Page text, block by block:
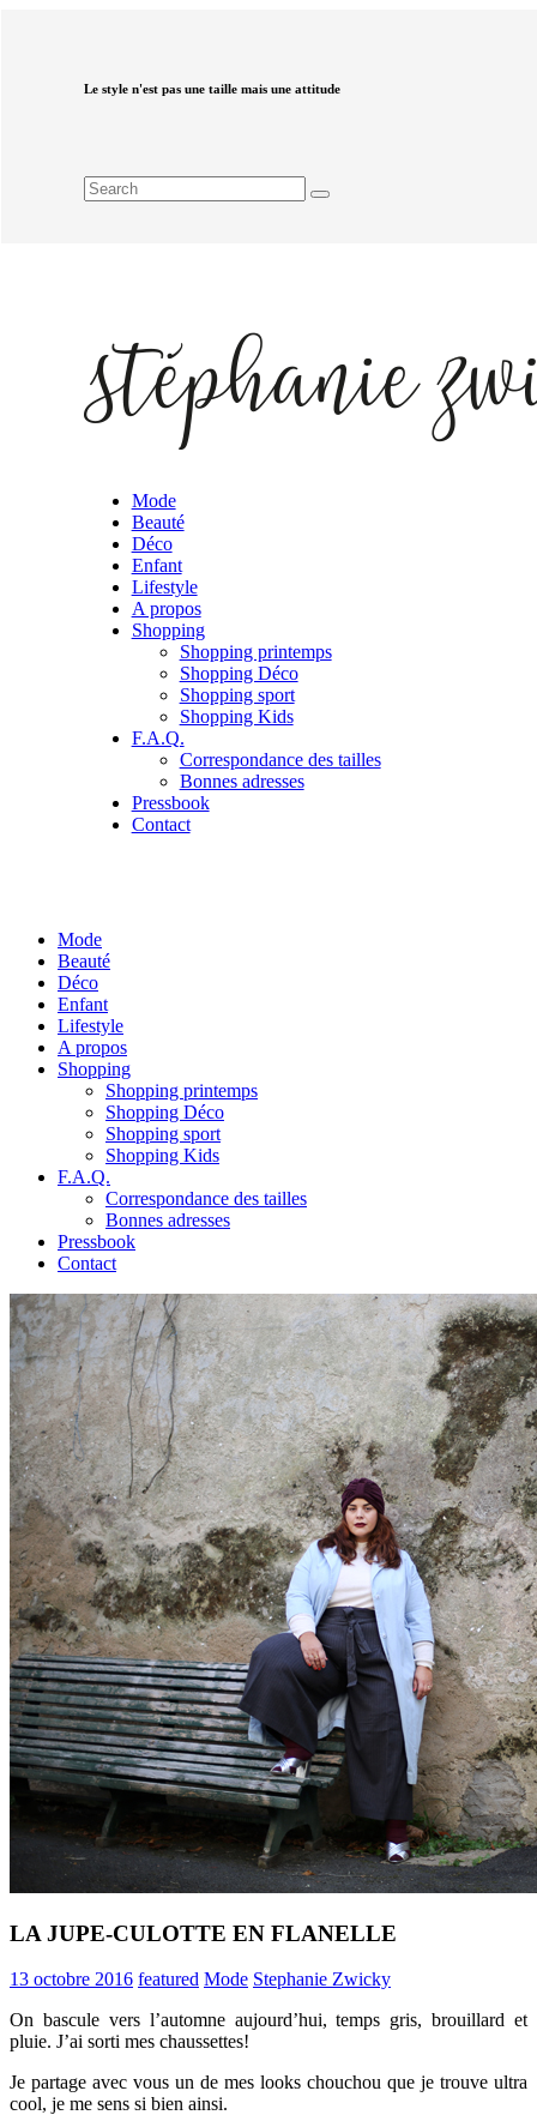
Le style n'est pas une taille mais une attitude
Mode
Beauté
Déco
Enfant
Lifestyle
A propos
Shopping
Shopping printemps
Shopping Déco
Shopping sport
Shopping Kids
F.A.Q.
Correspondance des tailles
Bonnes adresses
Pressbook
Contact
Mode
Beauté
Déco
Enfant
Lifestyle
A propos
Shopping
Shopping printemps
Shopping Déco
Shopping sport
Shopping Kids
F.A.Q.
Correspondance des tailles
Bonnes adresses
Pressbook
Contact
LA JUPE-CULOTTE EN FLANELLE
13 octobre 2016 featured Mode Stephanie Zwicky
On bascule vers l’automne aujourd’hui, temps gris, brouillard et
pluie. J’ai sorti mes chaussettes!
Je partage avec vous un de mes looks chouchou que je trouve ultra
cool, je me sens si bien ainsi.